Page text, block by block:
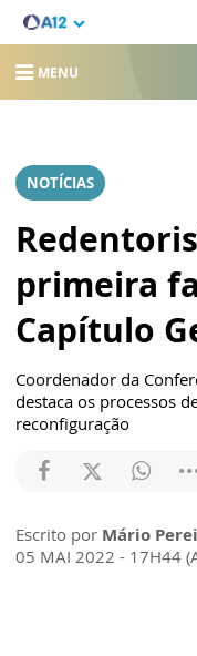
MENU
NOTÍCIAS
primeira
Capítulo
Coordenador da
destaca os processos
reconfiguração
Escrito por Mário
05 MAI 2022 - 17H44